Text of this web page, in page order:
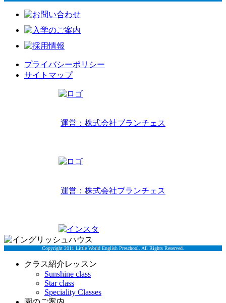
プライバシーポリシー
サイトマップ
運営：株式会社ブランチェス
運営：株式会社ブランチェス
Copyright 2011 Little World English Preschool. All Rights Reserved.
クラス紹介レッスン
Sunshine class
Star class
Speciality Classes